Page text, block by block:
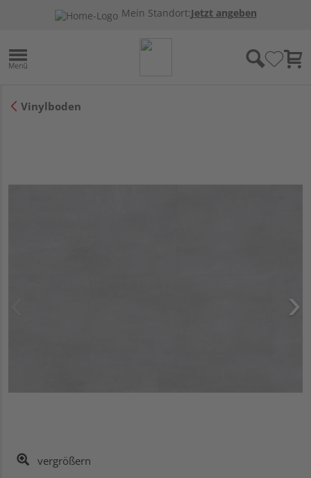
Mein Standort:Jetzt angeben
Vinylboden
vergrößern